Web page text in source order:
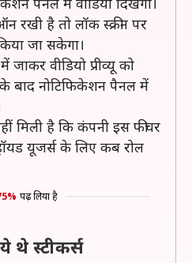
रखी है तो लॉक स्क्रीन पर
जा सकेगा।
वीडियो प्रीव्यू को
बाद नोटिफिकेशन पैनल में
मिली है कि कंपनी इस फीचर
यूजर्स के लिए कब रोल
पढ़ लिया है
थे स्टीकर्स